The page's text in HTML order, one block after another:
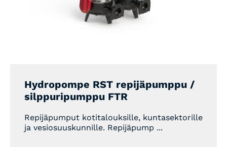
Hydropompe RST repijäpumppu /
silppuripumppu FTR
Repijäpumput kotitalouksille, kuntasektorille
ja vesiosuuskunnille. Repijäpump ...